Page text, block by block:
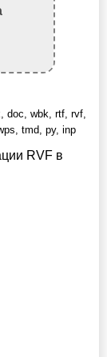
doc, wbk, rtf, rvf,
tmd, py, inp
RVF в